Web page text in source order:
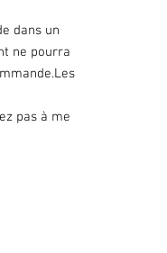
dans un
ne pourra
pas à me